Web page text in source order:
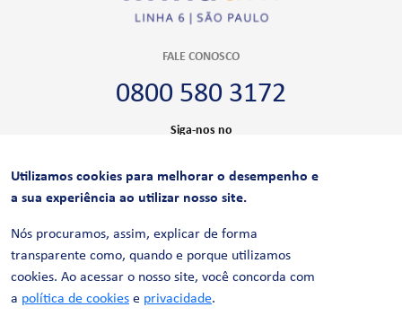
FALE CONOSCO
0800 580 3172
Siga-nos no
CERTIFICAÇÕES
Utilizamos cookies para melhorar o desempenho e
a sua experiência ao utilizar nosso site.
Nós procuramos, assim, explicar de forma
transparente como, quando e porque utilizamos
cookies. Ao acessar o nosso site, você concorda com
a política de cookies e privacidade.